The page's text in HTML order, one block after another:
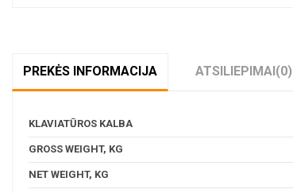
PREKĖS INFORMACIJA ATSILIEPIMAI(0)
KLAVIATŪROS KALBA
GROSS WEIGHT, KG
NET WEIGHT, KG